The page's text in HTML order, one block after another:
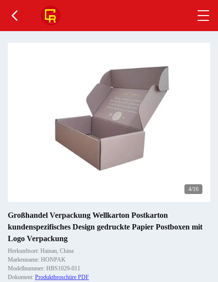
5/16
Großhandel Verpackung Wellkarton Postkarton
kundenspezifisches Design gedruckte Papier Postboxen mit
Logo Verpackung
Herkunftsort: Hainan, China
Markenname: HONPAK
Modellnummer: HBS1029-011
Dokument: Produktbroschüre PDF